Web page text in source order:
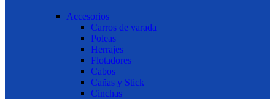
Accesorios
Carros de varada
Poleas
Herrajes
Flotadores
Cabos
Cañas y Stick
Cinchas